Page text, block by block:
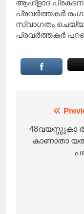
ആഹ്ളാദ
പ്രവർത്തകർ
സ്വാഗതം
പ്രവർത്തകർ
navigation
48വയസ്സുകാ
കാണാതാ